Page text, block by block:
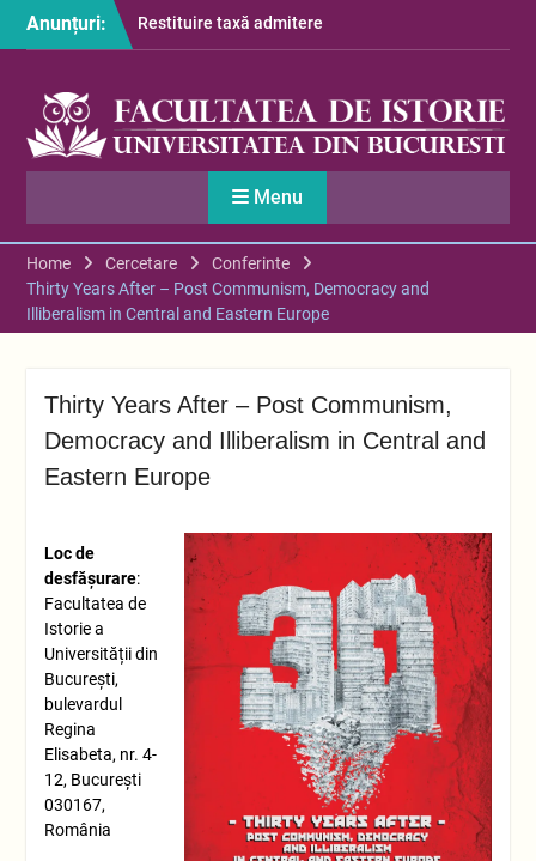
Anunțuri:
Restituire taxă admitere
2026
despre cazarea studenților
în anul universitar 2026-
2027
Anunț program secretariat
– luna august
Menu
Home Cercetare
Conferinte
Thirty Years After – Post Communism, Democracy and
Illiberalism in Central and Eastern Europe
Thirty Years After – Post Communism,
Democracy and Illiberalism in Central and
Eastern Europe
Loc de
desfăşurare:
Facultatea de
Istorie a
Universității din
București,
bulevardul
Regina
Elisabeta, nr. 4-
12, București
030167,
România